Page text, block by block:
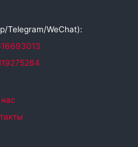
Telegram/WeChat):